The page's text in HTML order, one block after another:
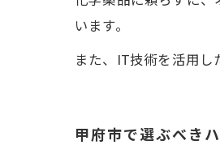
います。
また、IT技術を活用し
甲府市で選ぶべき